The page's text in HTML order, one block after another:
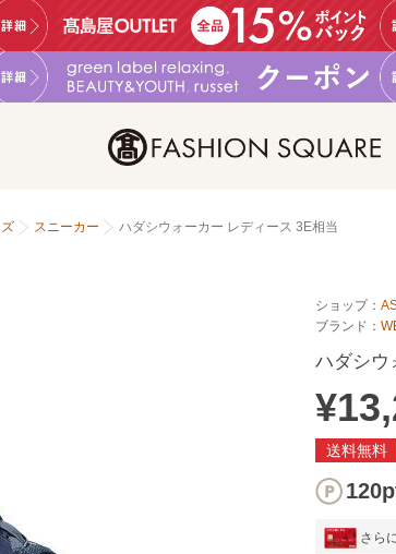
スニーカー ハダシウォーカー レディース 3E相当
ショップ：
ブランド：
ハダシウ
送料無料
さら